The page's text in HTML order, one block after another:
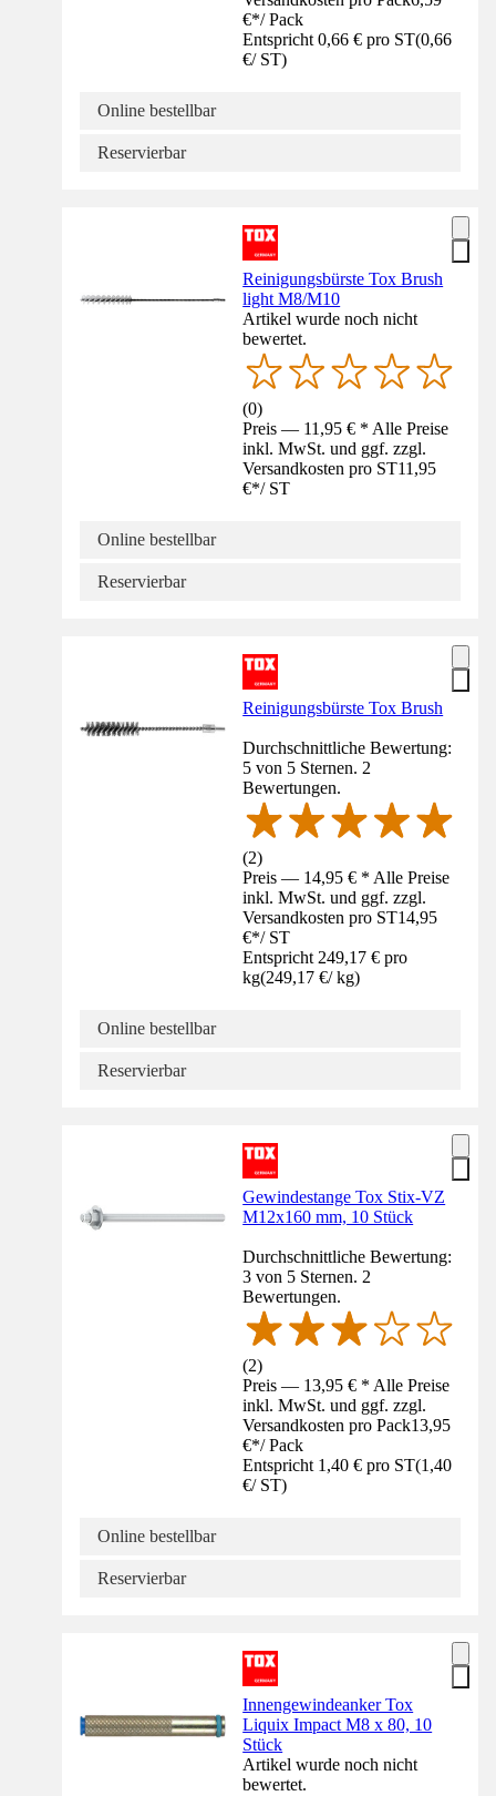
€*/ Pack
Entspricht 0,66 € pro ST(0,66
€/ ST)
Online bestellbar
Reservierbar
Reinigungsbürste Tox Brush
light M8/M10
Artikel wurde noch nicht
bewertet.
(0)
Preis — 11,95 € * Alle Preise
inkl. MwSt. und ggf. zzgl.
Versandkosten pro ST11,95
€*/ ST
Online bestellbar
Reservierbar
Reinigungsbürste Tox Brush
Durchschnittliche Bewertung:
5 von 5 Sternen. 2
Bewertungen.
(2)
Preis — 14,95 € * Alle Preise
inkl. MwSt. und ggf. zzgl.
Versandkosten pro ST14,95
€*/ ST
Entspricht 249,17 € pro
kg(249,17 €/ kg)
Online bestellbar
Reservierbar
Gewindestange Tox Stix-VZ
M12x160 mm, 10 Stück
Durchschnittliche Bewertung:
3 von 5 Sternen. 2
Bewertungen.
(2)
Preis — 13,95 € * Alle Preise
inkl. MwSt. und ggf. zzgl.
Versandkosten pro Pack13,95
€*/ Pack
Entspricht 1,40 € pro ST(1,40
€/ ST)
Online bestellbar
Reservierbar
Innengewindeanker Tox
Liquix Impact M8 x 80, 10
Stück
Artikel wurde noch nicht
bewertet.